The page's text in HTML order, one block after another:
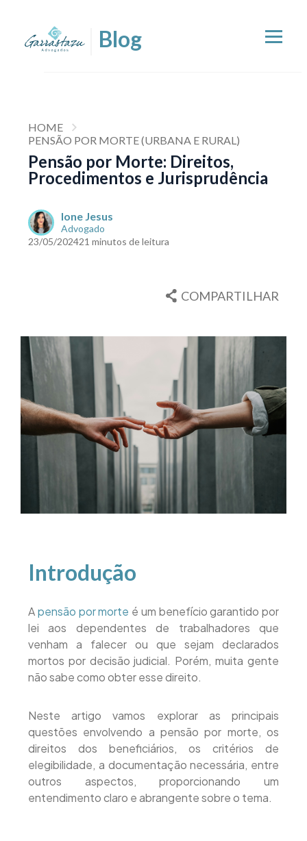
HOME
PENSÃO POR MORTE (URBANA E RURAL)
Pensão por Morte: Direitos,
Procedimentos e Jurisprudência
Ione Jesus
Advogado
23/05/202421 minutos de leitura
COMPARTILHAR
Introdução
Apensão por morte é um benefício garantido por
lei aos dependentes de trabalhadores que
venham a falecer ou que sejam declarados
mortos por decisão judicial. Porém, muita gente
não sabe como obter esse direito.
Neste artigo vamos explorar as principais
questões envolvendo a pensão por morte, os
direitos dos beneficiários, os critérios de
elegibilidade, a documentação necessária, entre
outros aspectos, proporcionando um
entendimento claro e abrangente sobre o tema.